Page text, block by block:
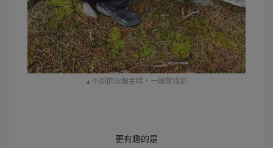
▴ 小邱的火眼金睛，一眼就找到
更有趣的是